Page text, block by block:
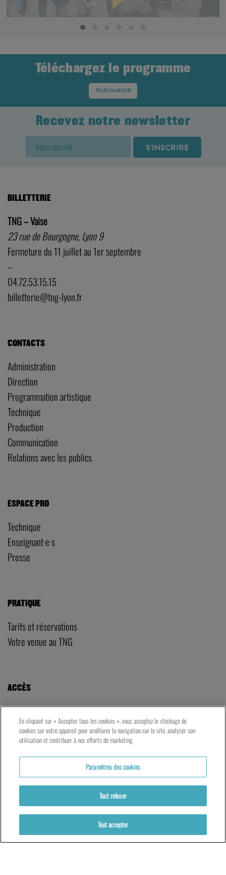
JOURNÉES EUROPÉENNES DU PATRIMOINE
TNG-VAISE
Téléchargez le programme
BILLETTERIE
TNG – Vaise
23 rue de Bourgogne, Lyon 9
–
04.72.53.15.15
billetterie@tng-lyon.fr
CONTACTS
Administration
Direction
Programmation artistique
Production
Communication
Relations avec les publics
Technique
Enseignant·e·s
Presse
Tarifs et réservations
Votre venue au TNG
ACCÈS
LE TNG – VAISE
23 rue de Bourgogne – Lyon 9ème
LES ATELIERS – PRESQU’ÎLE
5 rue du Petit David – Lyon 2ème
En cliquant sur « Accepter tous les cookies », vous acceptez le stockage de
cookies sur votre appareil pour améliorer la navigation sur le site, analyser son
utilisation et contribuer à nos efforts de marketing.
Paramètres des cookies
Tout refuser
Tout accepter